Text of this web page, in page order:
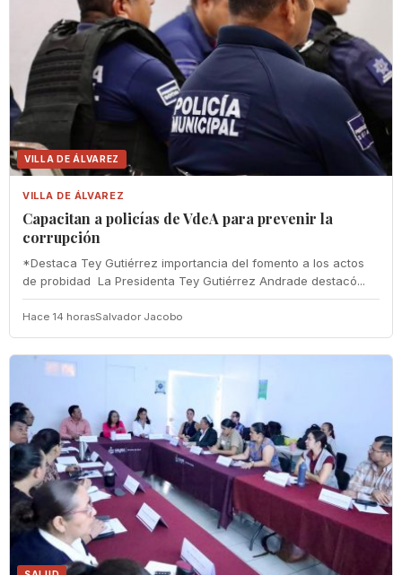
VILLA DE ÁLVAREZ
VILLA DE ÁLVAREZ
‎Capacitan a policías de VdeA ‎para prevenir la
corrupción
‎*Destaca Tey Gutiérrez importancia del fomento a los actos
de probidad ‎ La Presidenta Tey Gutiérrez Andrade destacó...
Hace 14 horasSalvador Jacobo